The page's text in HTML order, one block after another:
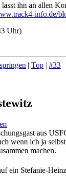
ihn an allen
info.de/
Uhr)
| Top | #33
aus
wenn ich ja
machen.
ein Stefanie-